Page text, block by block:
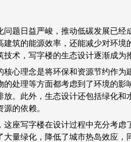
问题日益严峻，推动低碳发展已
建筑的能源效率，还能减少对环
技术，写字楼的生态设计逐渐成为
核心理念是将环保和资源节约作为
的处理等方面都考虑到了环境的
放。此外，生态设计还包括绿化
的依赖。
这座写字楼在设计过程中充分考
大量绿化，降低了城市热岛效应